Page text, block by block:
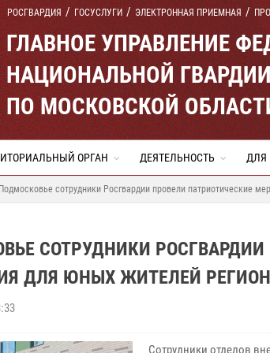
РОСГВАРДИЯ ГОСУСЛУГИ ЭЛЕКТРОННАЯ ПРИЕМНАЯ
ГЛАВНОЕ УПРАВЛЕНИЕ
НАЦИОНАЛЬНОЙ
ПО МОСКОВСКОЙ
ОРГАН ДЕЯТЕЛЬНОСТЬ ДЛЯ
сотрудники Росгвардии провели патриотические
СОТРУДНИКИ
ДЛЯ ЮНЫХ ЖИТЕЛЕЙ
Сотрудники отделов